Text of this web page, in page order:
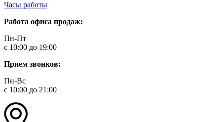
Часы работы
Работа офиса продаж:
Пн-Пт
с 10:00 до 19:00
Прием звонков:
Пн-Вс
с 10:00 до 21:00